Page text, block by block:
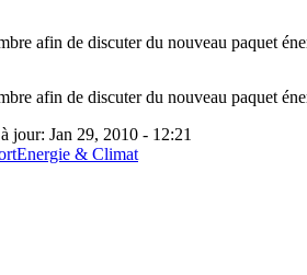
afin de discuter du nouveau paquet
afin de discuter du nouveau paquet
jour: Jan 29, 2010 - 12:21
Energie & Climat